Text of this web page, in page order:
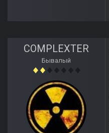
COMPLEXTER
Бывалый